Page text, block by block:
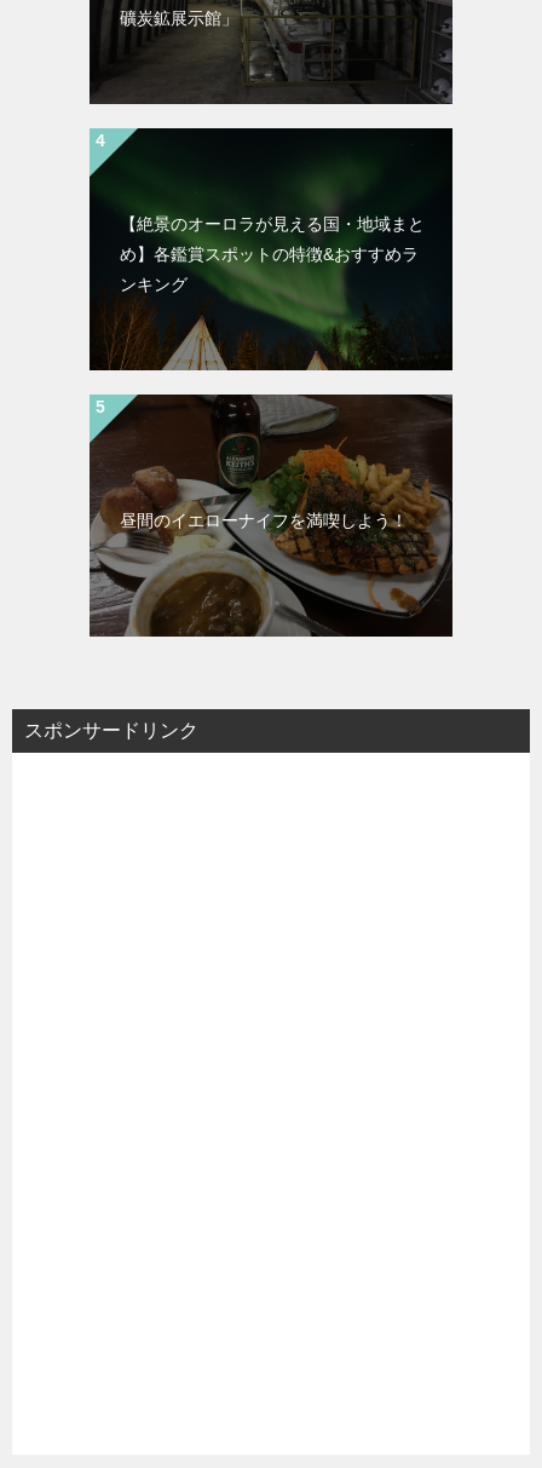
礦炭鉱展示館」
【絶景のオーロラが見える国・地域まと
め】各鑑賞スポットの特徴&おすすめラ
ンキング
昼間のイエローナイフを満喫しよう！
スポンサードリンク